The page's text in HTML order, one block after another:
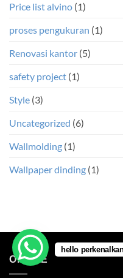
Price list alvino (1)
proses pengukuran (1)
Renovasi kantor (5)
safety project (1)
Style (3)
Uncategorized (6)
Wallmolding (1)
Wallpaper dinding (1)
OFFICE
hello